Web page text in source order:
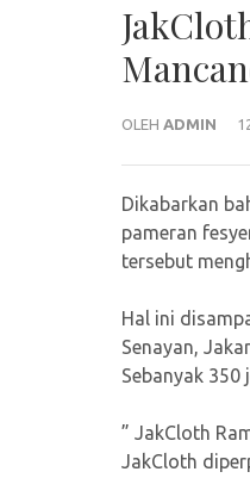
OLEH ADMIN
Dikabarkan
pameran
tersebut
Hal ini
Senayan,
Sebanyak
” JakCloth
JakCloth